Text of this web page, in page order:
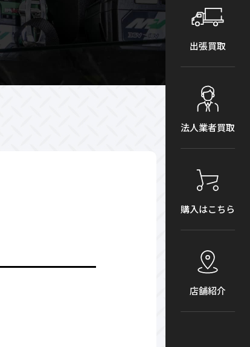
出張買取
法人業者買取
購入はこちら
店舗紹介